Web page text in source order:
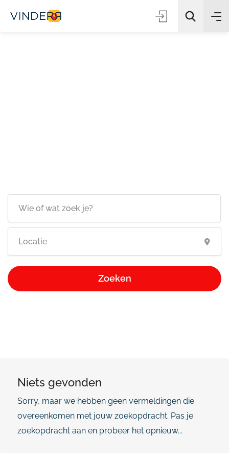
Zoeken
Niets gevonden
Sorry, maar we hebben geen vermeldingen die
overeenkomen met jouw zoekopdracht. Pas je
zoekopdracht aan en probeer het opnieuw...